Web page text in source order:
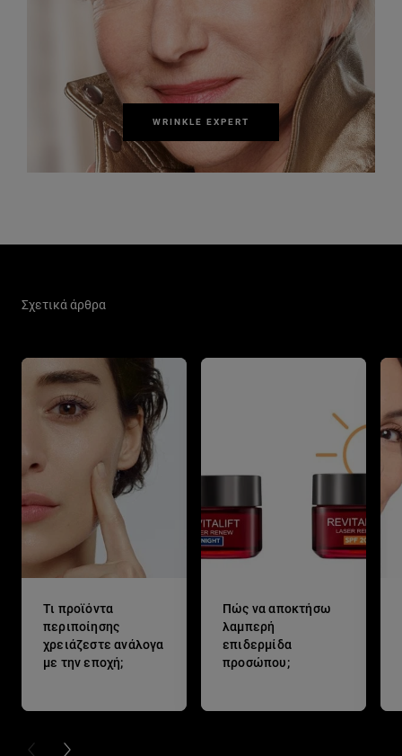
WRINKLE EXPERT
Σχετικά άρθρα
Τι προϊόντα
περιποίησης
χρειάζεστε ανάλογα
με την εποχή;
Πώς να αποκτήσω
λαμπερή
επιδερμίδα
προσώπου;
PREVIOUS CARD
NEXT CARD